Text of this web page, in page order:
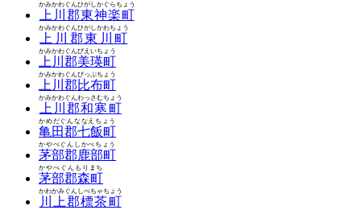
上川郡東神楽町
かみかわぐんひがしかぐらちょう
上川郡東川町
かみかわぐんひがしかわちょう
上川郡美瑛町
かみかわぐんびえいちょう
上川郡比布町
かみかわぐんぴっぷちょう
上川郡和寒町
かみかわぐんわっさむちょう
亀田郡七飯町
かめだぐんななえちょう
茅部郡鹿部町
かやべぐんしかべちょう
茅部郡森町
かやべぐんもりまち
川上郡標茶町
かわかみぐんしべちゃちょう